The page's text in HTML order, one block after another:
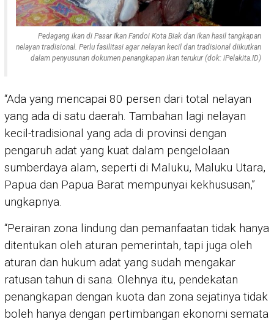
Pedagang ikan di Pasar Ikan Fandoi Kota Biak dan ikan hasil tangkapan
nelayan tradisional. Perlu fasilitasi agar nelayan kecil dan tradisional diikutkan
dalam penyusunan dokumen penangkapan ikan terukur (dok: iPelakita.ID)
“Ada yang mencapai 80 persen dari total nelayan
yang ada di satu daerah. Tambahan lagi nelayan
kecil-tradisional yang ada di provinsi dengan
pengaruh adat yang kuat dalam pengelolaan
sumberdaya alam, seperti di Maluku, Maluku Utara,
Papua dan Papua Barat mempunyai kekhususan,”
ungkapnya.
“Perairan zona lindung dan pemanfaatan tidak hanya
ditentukan oleh aturan pemerintah, tapi juga oleh
aturan dan hukum adat yang sudah mengakar
ratusan tahun di sana. Olehnya itu, pendekatan
penangkapan dengan kuota dan zona sejatinya tidak
boleh hanya dengan pertimbangan ekonomi semata